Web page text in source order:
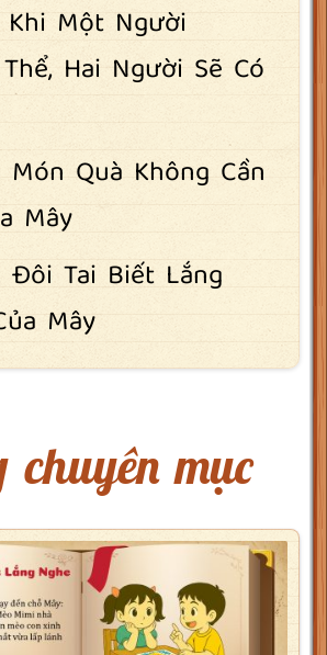
Khi Một Người
Hai Người Sẽ Có
Món Quà Không Cần
Mây
Đôi Tai Biết Lắng
Mây
chuyên mục